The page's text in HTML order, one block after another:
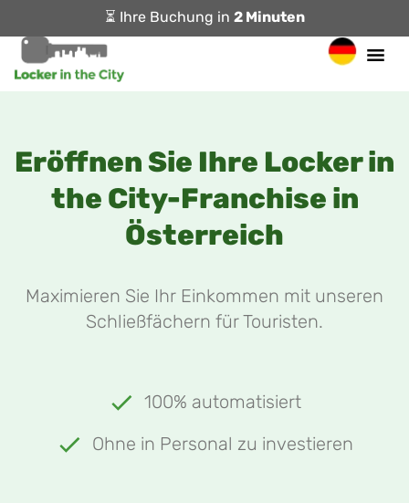
⏳ Ihre Buchung in 2 Minuten
Eröffnen Sie Ihre Locker in
the City-Franchise in
Österreich
Maximieren Sie Ihr Einkommen mit unseren
Schließfächern für Touristen.
100% automatisiert
Ohne in Personal zu investieren